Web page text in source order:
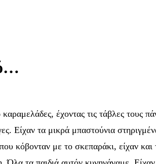
έχοντας τις τάβλες
Είχαν τα μικρά μπαστούνια
κόβονταν με το σκεπαράκι, είχαν και